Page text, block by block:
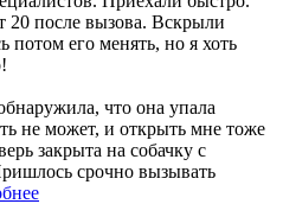
20 после вызова. Вскрыли
потом его менять, но я хоть
что она упала
не может, и открыть мне тоже
закрыта на собачку с
срочно вызывать